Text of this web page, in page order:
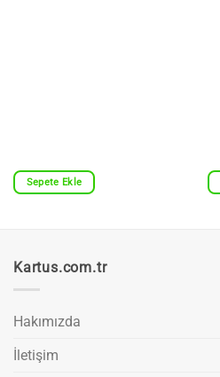
Sepete Ekle
Kartus.com.tr
Hakımızda
İletişim